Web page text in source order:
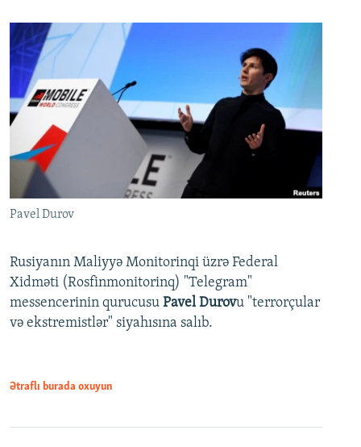
Pavel Durov
Rusiyanın Maliyyə Monitorinqi üzrə Federal
Xidməti (Rosfinmonitorinq) "Telegram"
messencerinin qurucusu Pavel Durovu "terrorçular
və ekstremistlər" siyahısına salıb.
Ətraflı burada oxuyun